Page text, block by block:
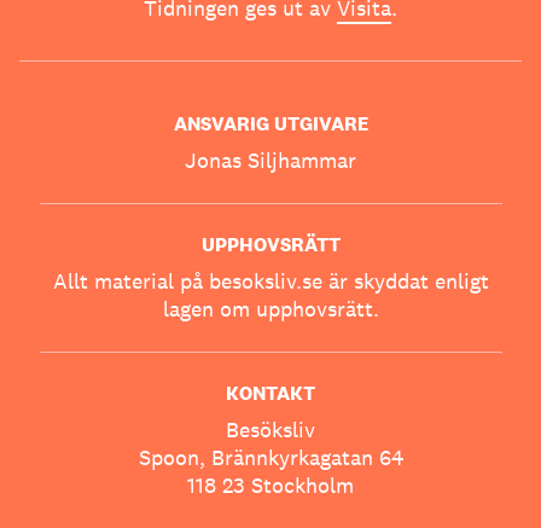
Tidningen ges ut av Visita.
ANSVARIG UTGIVARE
Jonas Siljhammar
UPPHOVSRÄTT
Allt material på besoksliv.se är skyddat enligt
lagen om upphovsrätt.
KONTAKT
Besöksliv
Spoon, Brännkyrkagatan 64
118 23 Stockholm